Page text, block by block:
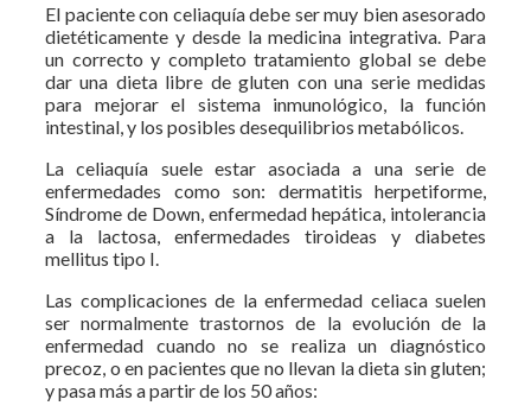
El paciente con celiaquía debe ser muy bien asesorado
dietéticamente y desde la medicina integrativa. Para
un correcto y completo tratamiento global se debe
dar una dieta libre de gluten con una serie medidas
para mejorar el sistema inmunológico, la función
intestinal, y los posibles desequilibrios metabólicos.
La celiaquía suele estar asociada a una serie de
enfermedades como son: dermatitis herpetiforme,
Síndrome de Down, enfermedad hepática, intolerancia
a la lactosa, enfermedades tiroideas y diabetes
mellitus tipo I.
Las complicaciones de la enfermedad celiaca suelen
ser normalmente trastornos de la evolución de la
enfermedad cuando no se realiza un diagnóstico
precoz, o en pacientes que no llevan la dieta sin gluten;
y pasa más a partir de los 50 años: